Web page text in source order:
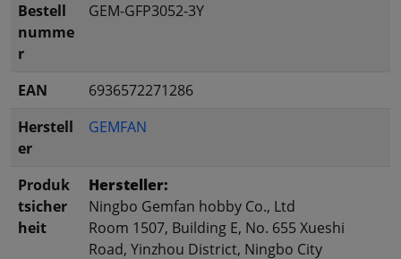
Bestell
numme
r
GEM-GFP3052-3Y
EAN
6936572271286
Herstell
er
GEMFAN
Produk
tsicher
heit
Hersteller:
Ningbo Gemfan hobby Co., Ltd
Room 1507, Building E, No. 655 Xueshi
Road, Yinzhou District, Ningbo City